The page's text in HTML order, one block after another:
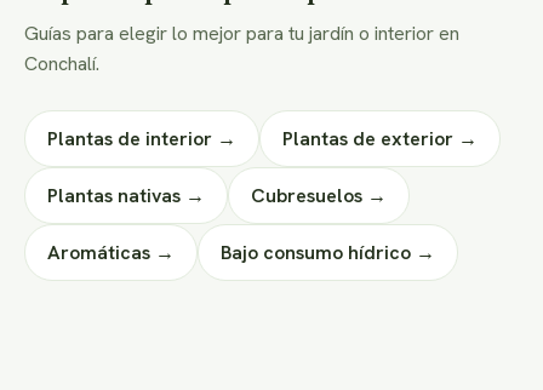
Guías para elegir lo mejor para tu jardín o interior en
Conchalí.
Plantas de interior → Plantas de exterior →
Plantas nativas → Cubresuelos →
Aromáticas → Bajo consumo hídrico →